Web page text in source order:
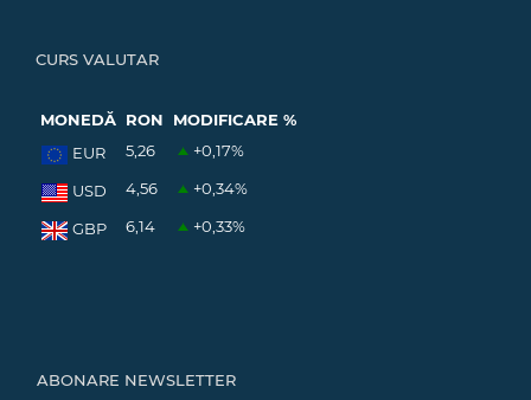
CURS VALUTAR
MONEDĂ RON
MODIFICARE %
EUR
5,26 +0,17%
USD 4,56 +0,34%
GBP 6,14 +0,33%
ABONARE NEWSLETTER